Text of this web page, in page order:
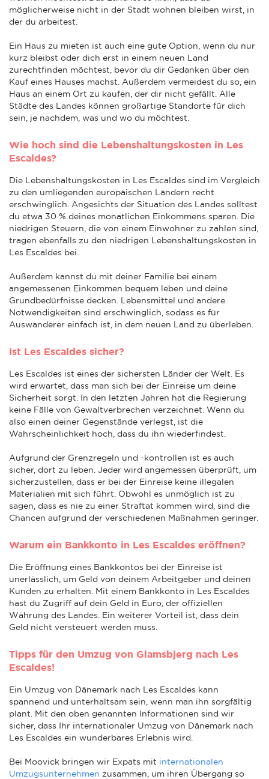
möglicherweise nicht in der Stadt wohnen bleiben wirst, in
der du arbeitest.
Ein Haus zu mieten ist auch eine gute Option, wenn du nur
kurz bleibst oder dich erst in einem neuen Land
zurechtfinden möchtest, bevor du dir Gedanken über den
Kauf eines Hauses machst. Außerdem vermeidest du so, ein
Haus an einem Ort zu kaufen, der dir nicht gefällt. Alle
Städte des Landes können großartige Standorte für dich
sein, je nachdem, was und wo du möchtest.
Wie hoch sind die Lebenshaltungskosten in Les
Escaldes?
Die Lebenshaltungskosten in Les Escaldes sind im Vergleich
zu den umliegenden europäischen Ländern recht
erschwinglich. Angesichts der Situation des Landes solltest
du etwa 30 % deines monatlichen Einkommens sparen. Die
niedrigen Steuern, die von einem Einwohner zu zahlen sind,
tragen ebenfalls zu den niedrigen Lebenshaltungskosten in
Les Escaldes bei.
Außerdem kannst du mit deiner Familie bei einem
angemessenen Einkommen bequem leben und deine
Grundbedürfnisse decken. Lebensmittel und andere
Notwendigkeiten sind erschwinglich, sodass es für
Auswanderer einfach ist, in dem neuen Land zu überleben.
Ist Les Escaldes sicher?
Les Escaldes ist eines der sichersten Länder der Welt. Es
wird erwartet, dass man sich bei der Einreise um deine
Sicherheit sorgt. In den letzten Jahren hat die Regierung
keine Fälle von Gewaltverbrechen verzeichnet. Wenn du
also einen deiner Gegenstände verlegst, ist die
Wahrscheinlichkeit hoch, dass du ihn wiederfindest.
Aufgrund der Grenzregeln und -kontrollen ist es auch
sicher, dort zu leben. Jeder wird angemessen überprüft, um
sicherzustellen, dass er bei der Einreise keine illegalen
Materialien mit sich führt. Obwohl es unmöglich ist zu
sagen, dass es nie zu einer Straftat kommen wird, sind die
Chancen aufgrund der verschiedenen Maßnahmen geringer.
Warum ein Bankkonto in Les Escaldes eröffnen?
Die Eröffnung eines Bankkontos bei der Einreise ist
unerlässlich, um Geld von deinem Arbeitgeber und deinen
Kunden zu erhalten. Mit einem Bankkonto in Les Escaldes
hast du Zugriff auf dein Geld in Euro, der offiziellen
Währung des Landes. Ein weiterer Vorteil ist, dass dein
Geld nicht versteuert werden muss.
Tipps für den Umzug von Glamsbjerg nach Les
Escaldes!
Ein Umzug von Dänemark nach Les Escaldes kann
spannend und unterhaltsam sein, wenn man ihn sorgfältig
plant. Mit den oben genannten Informationen sind wir
sicher, dass Ihr internationaler Umzug von Dänemark nach
Les Escaldes ein wunderbares Erlebnis wird.
Bei Moovick bringen wir Expats mit internationalen
Umzugsunternehmen zusammen, um ihren Übergang so